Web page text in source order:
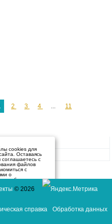
2 3 4 ...
11
cookies для
Оставаясь
с
файлов
с
о
и об
© 2026
справка Обработка данных